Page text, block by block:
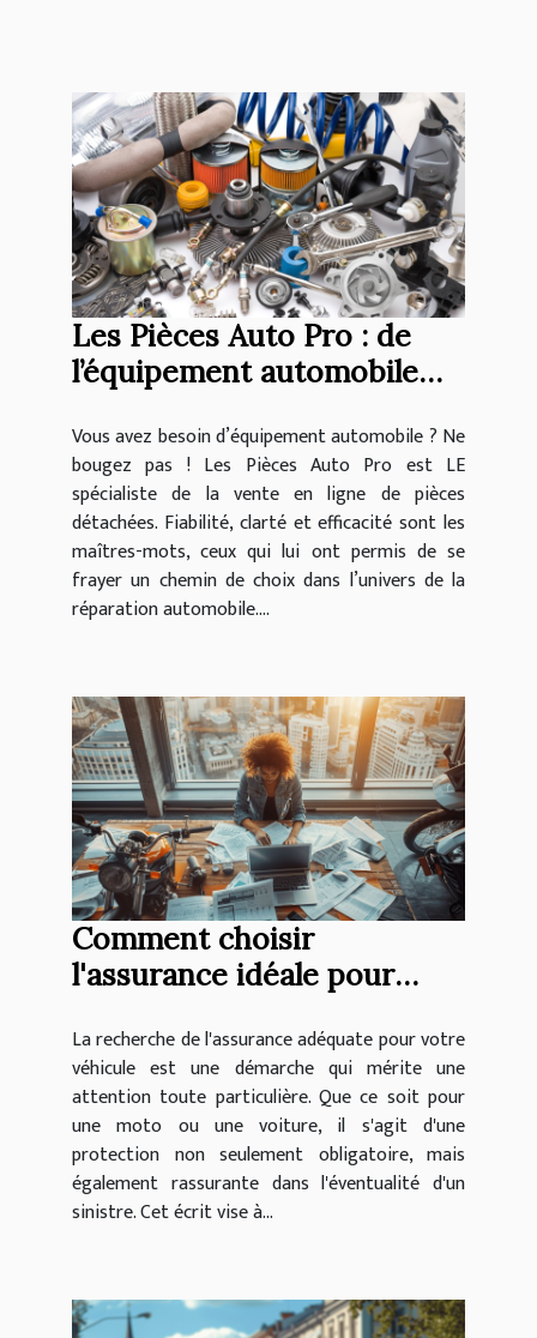
Les Pièces Auto Pro : de
l’équipement automobile
Vous avez besoin d’équipement automobile ? Ne
bougez pas ! Les Pièces Auto Pro est LE
spécialiste de la vente en ligne de pièces
détachées. Fiabilité, clarté et efficacité sont les
maîtres-mots, ceux qui lui ont permis de se
frayer un chemin de choix dans l’univers de la
réparation automobile....
Comment choisir
l'assurance idéale pour
La recherche de l'assurance adéquate pour votre
véhicule est une démarche qui mérite une
attention toute particulière. Que ce soit pour
une moto ou une voiture, il s'agit d'une
protection non seulement obligatoire, mais
également rassurante dans l'éventualité d'un
sinistre. Cet écrit vise à...